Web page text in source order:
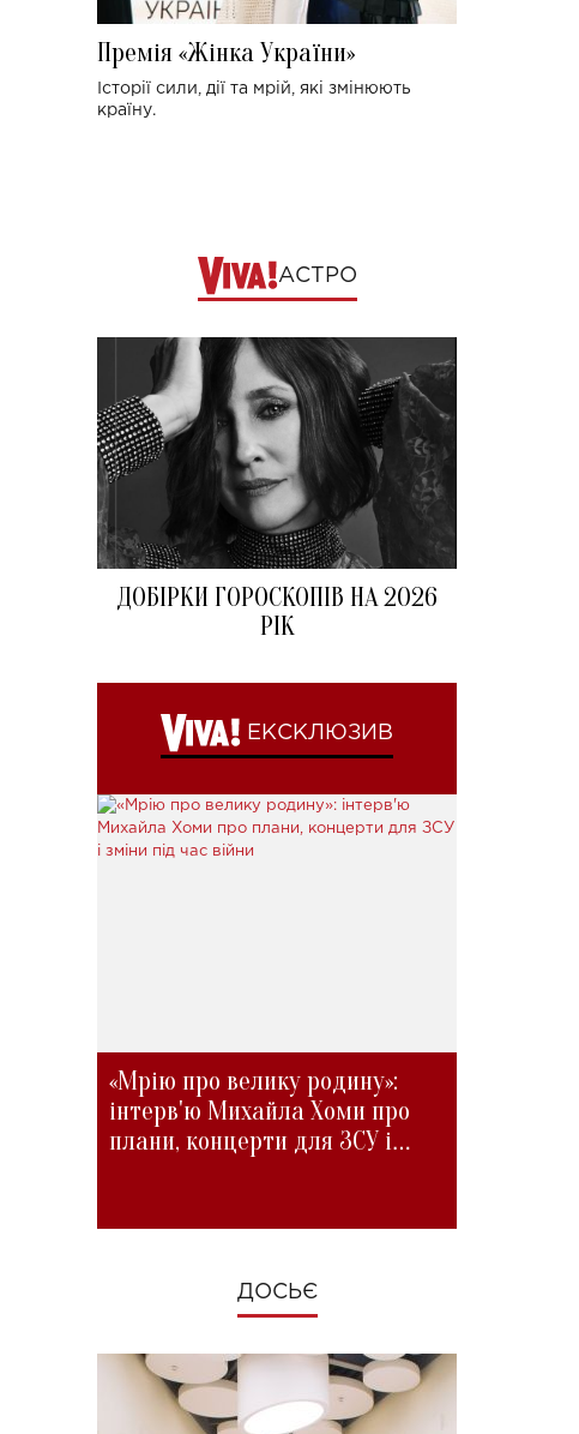
Премія «Жінка України»
Історії сили, дії та мрій, які змінюють
країну.
АСТРО
ДОБІРКИ ГОРОСКОПІВ НА 2026
РІК
ЕКСКЛЮЗИВ
«Мрію про велику родину»:
інтерв'ю Михайла Хоми про
плани, концерти для ЗСУ і
ДОСЬЄ